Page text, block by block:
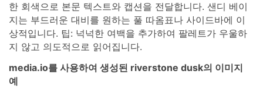
한 회색으로 본문 텍스트와 캡션을 전달합니다. 샌디 베이
지는 부드러운 대비를 원하는 풀 따옴표나 사이드바에 이
상적입니다. 팁: 넉넉한 여백을 추가하여 팔레트가 우울하
지 않고 의도적으로 읽어집니다.
media.io를 사용하여 생성된 riverstone dusk의 이미지
예